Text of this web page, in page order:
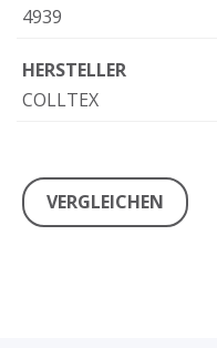
4939
HERSTELLER
COLLTEX
VERGLEICHEN